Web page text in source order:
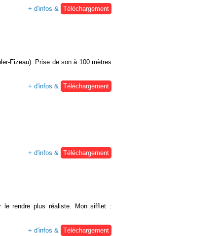
+ d'infos & Téléchargement
Fizeau). Prise de son à 100 mètres
+ d'infos &
Téléchargement
+ d'infos &
Téléchargement
le rendre plus réaliste. Mon sifflet :
+ d'infos &
Téléchargement